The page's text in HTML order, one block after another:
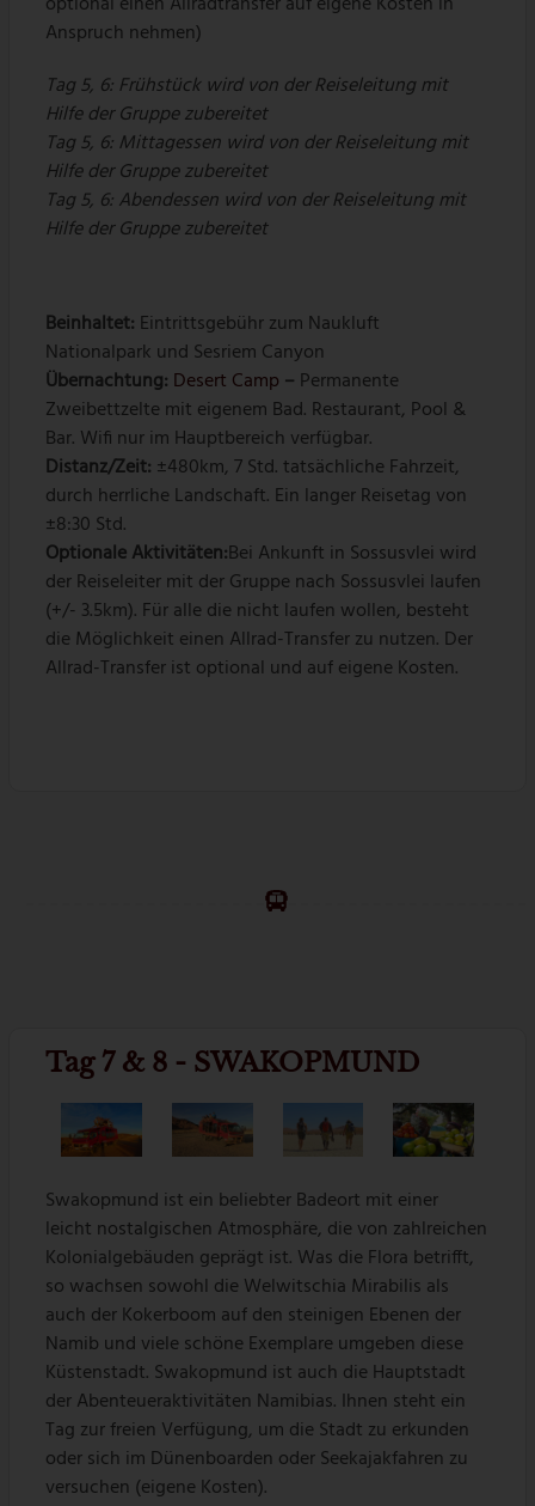
Anspruch nehmen)
Tag 5, 6: Frühstück wird von der Reiseleitung mit
Hilfe der Gruppe zubereitet
Tag 5, 6: Mittagessen wird von der Reiseleitung mit
Hilfe der Gruppe zubereitet
Tag 5, 6: Abendessen wird von der Reiseleitung mit
Hilfe der Gruppe zubereitet
Beinhaltet: Eintrittsgebühr zum Naukluft
Nationalpark und Sesriem Canyon
Übernachtung: Desert Camp – Permanente
Zweibettzelte mit eigenem Bad. Restaurant, Pool &
Bar. Wifi nur im Hauptbereich verfügbar.
Distanz/Zeit: ±480km, 7 Std. tatsächliche Fahrzeit,
durch herrliche Landschaft. Ein langer Reisetag von
±8:30 Std.
Optionale Aktivitäten:Bei Ankunft in Sossusvlei wird
der Reiseleiter mit der Gruppe nach Sossusvlei laufen
(+/- 3.5km). Für alle die nicht laufen wollen, besteht
die Möglichkeit einen Allrad-Transfer zu nutzen. Der
Allrad-Transfer ist optional und auf eigene Kosten.
Tag 7 & 8 - SWAKOPMUND
Swakopmund ist ein beliebter Badeort mit einer
leicht nostalgischen Atmosphäre, die von zahlreichen
Kolonialgebäuden geprägt ist. Was die Flora betrifft,
so wachsen sowohl die Welwitschia Mirabilis als
auch der Kokerboom auf den steinigen Ebenen der
Namib und viele schöne Exemplare umgeben diese
Küstenstadt. Swakopmund ist auch die Hauptstadt
der Abenteueraktivitäten Namibias. Ihnen steht ein
Tag zur freien Verfügung, um die Stadt zu erkunden
oder sich im Dünenboarden oder Seekajakfahren zu
versuchen (eigene Kosten).